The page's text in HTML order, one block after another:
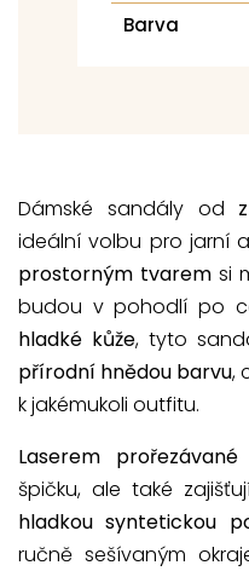
Barva
Dámské sandály od
ideální volbu pro jarní
prostorným tvarem si
budou v pohodlí po
hladké kůže, tyto
přírodní hnědou barvu,
k jakémukoli outfitu.
Laserem
špičku, ale také
hladkou syntetickou
ručně sešívaným